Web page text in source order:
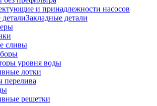
и принадлежности насосов
Закладные детали
сливы
уровня воды
лотки
перелива
решетки